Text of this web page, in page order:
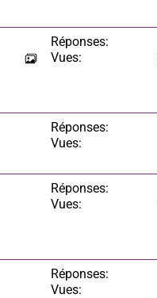
Réponses:
Vues:
Réponses:
Vues:
Réponses:
Vues:
Réponses:
Vues: